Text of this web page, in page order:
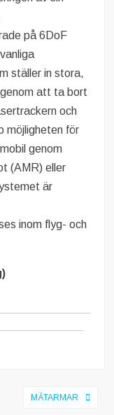
på 6DoF
ställer in stora,
att ta bort
och
möjligheten för
genom
(AMR) eller
är
inom flyg- och
MÄTARMAR